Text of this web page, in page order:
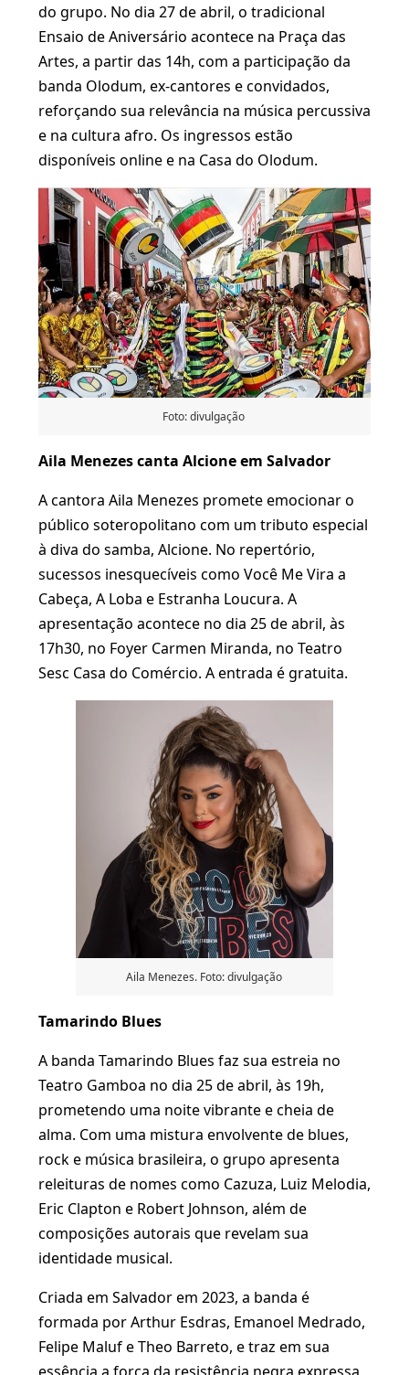
do grupo. No dia 27 de abril, o tradicional
Ensaio de Aniversário acontece na Praça das
Artes, a partir das 14h, com a participação da
banda Olodum, ex-cantores e convidados,
reforçando sua relevância na música percussiva
e na cultura afro. Os ingressos estão
disponíveis online e na Casa do Olodum.
Foto: divulgação
Aila Menezes canta Alcione em Salvador
A cantora Aila Menezes promete emocionar o
público soteropolitano com um tributo especial
à diva do samba, Alcione. No repertório,
sucessos inesquecíveis como Você Me Vira a
Cabeça, A Loba e Estranha Loucura. A
apresentação acontece no dia 25 de abril, às
17h30, no Foyer Carmen Miranda, no Teatro
Sesc Casa do Comércio. A entrada é gratuita.
Aila Menezes. Foto: divulgação
Tamarindo Blues
A banda Tamarindo Blues faz sua estreia no
Teatro Gamboa no dia 25 de abril, às 19h,
prometendo uma noite vibrante e cheia de
alma. Com uma mistura envolvente de blues,
rock e música brasileira, o grupo apresenta
releituras de nomes como Cazuza, Luiz Melodia,
Eric Clapton e Robert Johnson, além de
composições autorais que revelam sua
identidade musical.
Criada em Salvador em 2023, a banda é
formada por Arthur Esdras, Emanoel Medrado,
Felipe Maluf e Theo Barreto, e traz em sua
essência a força da resistência negra expressa